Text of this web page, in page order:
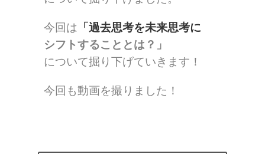
今回は 「過去思考を未来思考に
シフトすることとは？」
について掘り下げていきます！
今回も動画を撮りました！